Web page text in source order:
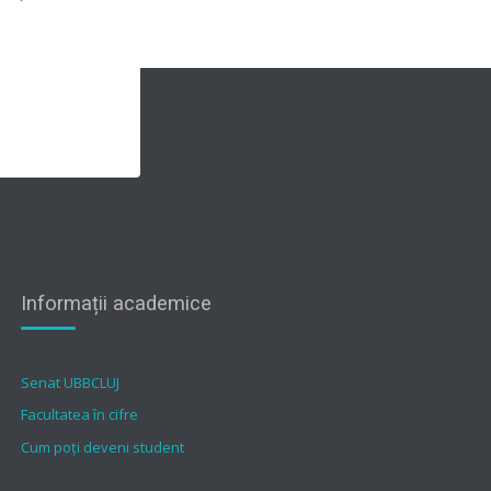
Informații academice
Senat UBBCLUJ
Facultatea în cifre
Cum poți deveni student